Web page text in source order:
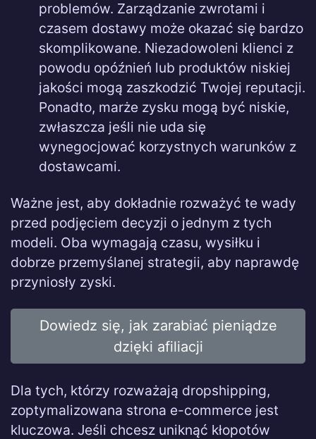
problemów. Zarządzanie zwrotami i
czasem dostawy może okazać się bardzo
skomplikowane. Niezadowoleni klienci z
powodu opóźnień lub produktów niskiej
jakości mogą zaszkodzić Twojej reputacji.
Ponadto, marże zysku mogą być niskie,
zwłaszcza jeśli nie uda się
wynegocjować korzystnych warunków z
dostawcami.
Ważne jest, aby dokładnie rozważyć te wady
przed podjęciem decyzji o jednym z tych
modeli. Oba wymagają czasu, wysiłku i
dobrze przemyślanej strategii, aby naprawdę
przyniosły zyski.
Dowiedz się, jak zarabiać pieniądze
dzięki afiliacji
Dla tych, którzy rozważają dropshipping,
zoptymalizowana strona e-commerce jest
kluczowa. Jeśli chcesz uniknąć kłopotów